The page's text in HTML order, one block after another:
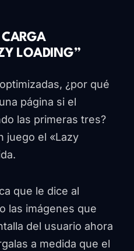
CARGA
LOADING”
¿por qué
página si el
las primeras tres?
juego el «Lazy
que le dice al
las imágenes que
del usuario ahora
a medida que el